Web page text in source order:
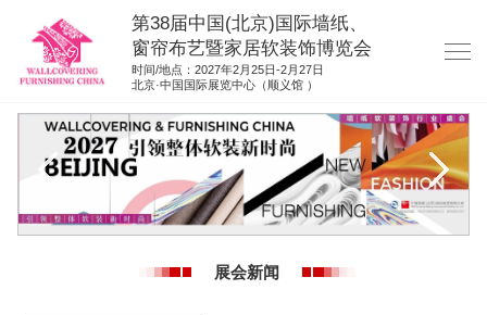
第38届中国(北京)国际墙纸、
窗帘布艺暨家居软装饰博览会
时间/地点：2027年2月25日-2月27日
北京·中国国际展览中心（顺义馆 ）
网站首页
展商服务
展会新闻